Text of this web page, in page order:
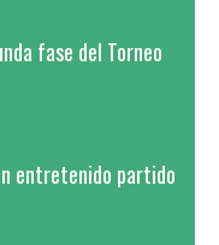
fase del Torneo
entretenido partido